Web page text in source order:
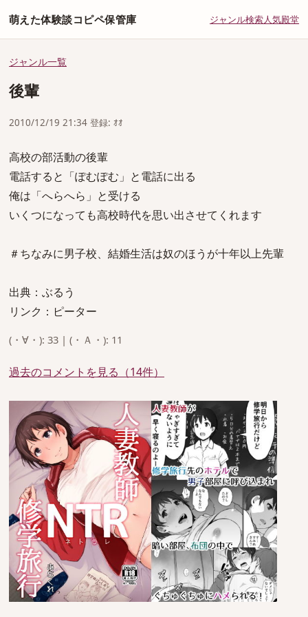
萌えた体験談コピペ保管庫 ジャンル検索人気殿堂
ジャンル一覧
後輩
2010/12/19 21:34 登録: ｵｵ
高校の部活動の後輩
電話すると「ぽむぽむ」と電話に出る
俺は「へらへら」と受ける
いくつになっても高校時代を思い出させてくれます
＃ちなみに男子校、結婚生活は奴のほうが十年以上先輩
出典：ぶるう
リンク：ピーター
(・∀・): 33 | (・Ａ・): 11
過去のコメントを見る（14件）